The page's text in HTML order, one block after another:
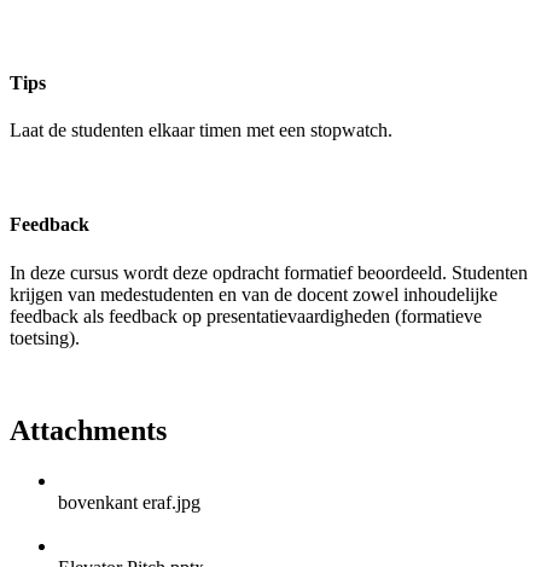
Tips
Laat de studenten elkaar timen met een stopwatch.
Feedback
In deze cursus wordt deze opdracht formatief beoordeeld. Studenten
krijgen van medestudenten en van de docent zowel inhoudelijke
feedback als feedback op presentatievaardigheden (formatieve
toetsing).
Attachments
bovenkant eraf.jpg